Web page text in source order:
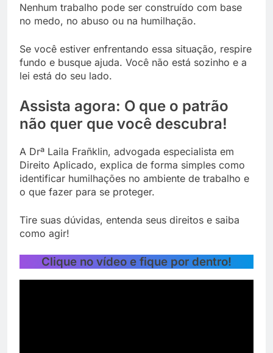
Nenhum trabalho pode ser construído com base
no medo, no abuso ou na humilhação.
Se você estiver enfrentando essa situação, respire
fundo e busque ajuda. Você não está sozinho e a
lei está do seu lado.
Assista agora: O que o patrão
não quer que você descubra!
A Drª Laila Frañklin, advogada especialista em
Direito Aplicado, explica de forma simples como
identificar humilhações no ambiente de trabalho e
o que fazer para se proteger.
Tire suas dúvidas, entenda seus direitos e saiba
como agir!
Clique no vídeo e fique por dentro!